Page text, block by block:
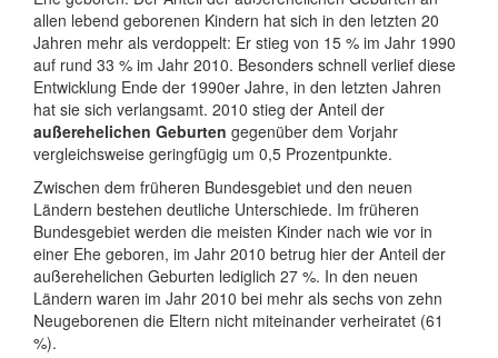
allen lebend geborenen Kindern hat sich in den letzten 20
Jahren mehr als verdoppelt: Er stieg von 15 % im Jahr 1990
auf rund 33 % im Jahr 2010. Besonders schnell verlief diese
Entwicklung Ende der 1990er Jahre, in den letzten Jahren
hat sie sich verlangsamt. 2010 stieg der Anteil der
außerehelichen Geburten gegenüber dem Vorjahr
vergleichsweise geringfügig um 0,5 Prozentpunkte.
Zwischen dem früheren Bundesgebiet und den neuen
Ländern bestehen deutliche Unterschiede. Im früheren
Bundesgebiet werden die meisten Kinder nach wie vor in
einer Ehe geboren, im Jahr 2010 betrug hier der Anteil der
außerehelichen Geburten lediglich 27 %. In den neuen
Ländern waren im Jahr 2010 bei mehr als sechs von zehn
Neugeborenen die Eltern nicht miteinander verheiratet (61
%).